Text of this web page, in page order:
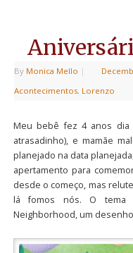
By Monica Mello |
Acontecimentos, Lorenzo
Meu bebê fez 4 anos dia
atrasadinho), e mamãe
planejado na data
apertamento para
desde o começo, mas
lá fomos nós. O tema
Neighborhood, um